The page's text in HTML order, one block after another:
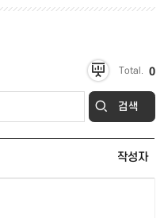
Total. 0
검색
작성자